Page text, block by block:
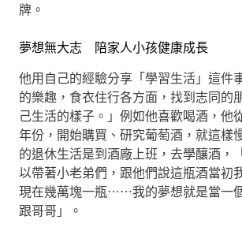
牌。
夢想無大志 陪家人小孩健康成長
他用自己的經驗分享「學習生活」這件
的樂趣，食衣住行各方面，找到志同的
己生活的樣子。」例如他喜歡喝酒，他
年份，開始購買、研究葡萄酒，就這樣
的退休生活是到酒廠上班，去學釀酒，
以帶著小老弟們，跟他們說這瓶酒當初
現在幾萬塊一瓶⋯⋯我的夢想就是當一
跟哥哥」。